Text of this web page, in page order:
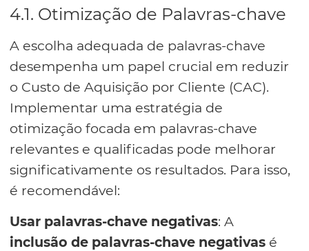
4.1. Otimização de Palavras-chave
A escolha adequada de palavras-chave
desempenha um papel crucial em reduzir
o Custo de Aquisição por Cliente (CAC).
Implementar uma estratégia de
otimização focada em palavras-chave
relevantes e qualificadas pode melhorar
significativamente os resultados. Para isso,
é recomendável:
Usar palavras-chave negativas: A
inclusão de palavras-chave negativas é